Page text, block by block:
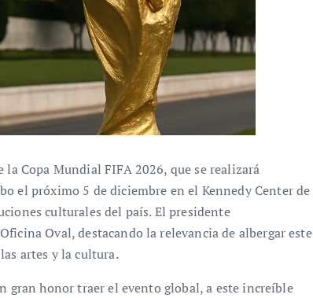
Copa Mundial FIFA 2026, que se realizará
el próximo 5 de diciembre en el Kennedy Center de
culturales del país. El presidente
Oval, destacando la relevancia de albergar este
artes y la cultura.
gran honor traer el evento global, a este increíble